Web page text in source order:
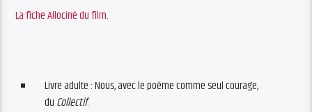
La fiche Allociné du film.
Livre adulte : Nous, avec le poème comme seul courage,
du Collectif.